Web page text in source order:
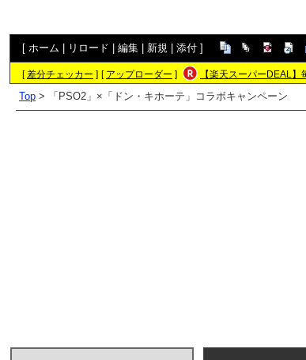
[ ホーム リロード 編集 新規 添付 ]
[差分チェッカー ] [ アップローダー ] 【楽天スーパーDEAL
Top > 「PSO2」×「ドン・キホーテ」コラボキャンペーン